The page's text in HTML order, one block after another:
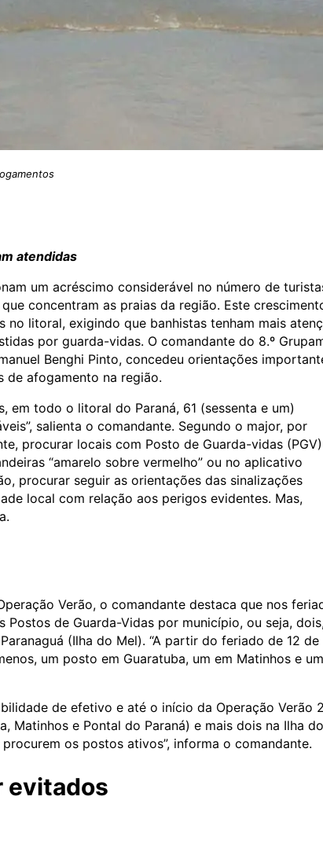
atendidas
um acréscimo considerável no número de
concentram as praias da região. Este
litoral, exigindo que banhistas tenham mais
por guarda-vidas. O comandante do 8.º
Benghi Pinto, concedeu orientações
de afogamento na região.
em todo o litoral do Paraná, 61 (sessenta e um)
salienta o comandante. Segundo o major, por
procurar locais com Posto de Guarda-vidas (PGV)
“amarelo sobre vermelho” ou no aplicativo
procurar seguir as orientações das sinalizações
local com relação aos perigos evidentes. Mas,
Verão, o comandante destaca que nos
de Guarda-Vidas por município, ou seja,
(Ilha do Mel). “A partir do feriado de 12 de
um posto em Guaratuba, um em Matinhos e
de efetivo e até o início da Operação Verão
Matinhos e Pontal do Paraná) e mais dois na Ilha
os postos ativos”, informa o comandante.
evitados